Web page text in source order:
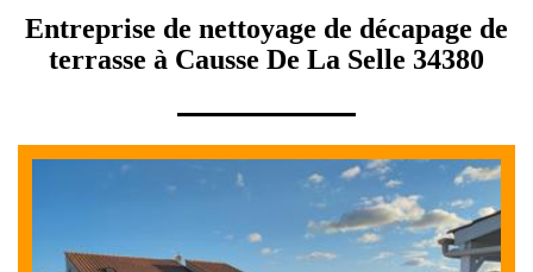
Entreprise de nettoyage de décapage de
terrasse à Causse De La Selle 34380